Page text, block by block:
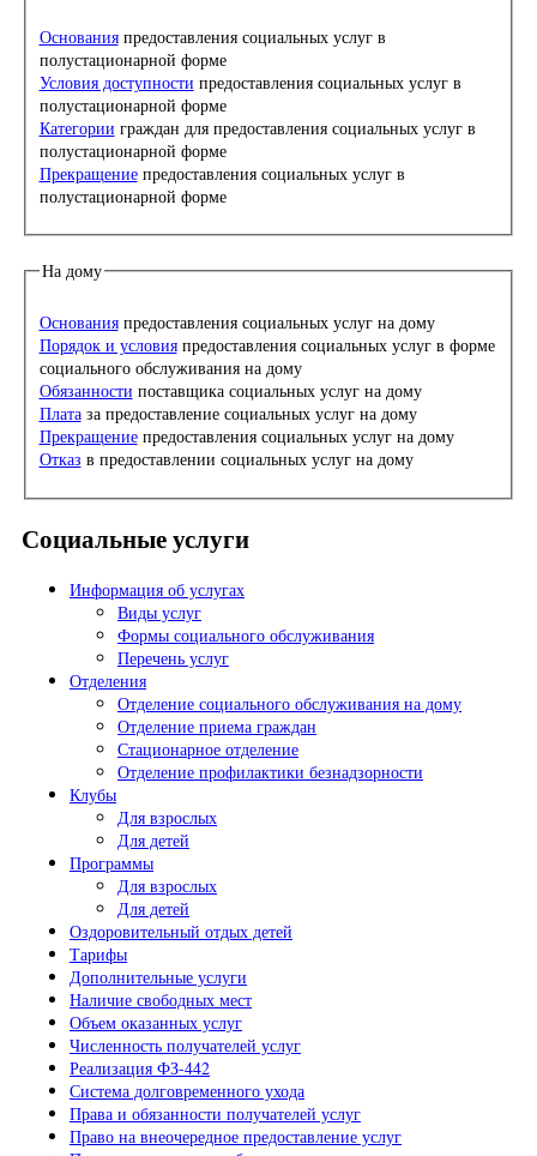
Основанияпредоставления социальных услуг в
полустационарной форме
Условия доступности предоставления социальных услуг в
полустационарной форме
Категории граждан для предоставления социальных услуг в
полустационарной форме
Прекращениепредоставления социальных услуг в
полустационарной форме
На дому
Основанияпредоставления социальных услуг на дому
Порядок и условияпредоставления социальных услуг в форме
социального обслуживания на дому
Обязанности поставщика социальных услуг на дому
Платаза предоставление социальных услуг на дому
Прекращениепредоставления социальных услуг на дому
Отказ в предоставлении социальных услуг на дому
Социальные услуги
Информация об услугах
Виды услуг
Формы социального обслуживания
Перечень услуг
Отделения
Отделение социального обслуживания на дому
Отделение приема граждан
Стационарное отделение
Отделение профилактики безнадзорности
Клубы
Для взрослых
Для детей
Программы
Для взрослых
Для детей
Оздоровительный отдых детей
Тарифы
Дополнительные услуги
Наличие свободных мест
Объем оказанных услуг
Численность получателей услуг
Реализация ФЗ-442
Система долговременного ухода
Права и обязанности получателей услуг
Право на внеочередное предоставление услуг